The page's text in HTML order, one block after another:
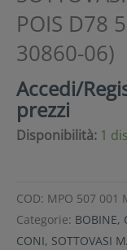
POIS D78
30860-06)
Accedi/
prezzi
Disponibilità: 1
COD: MPO 507 001
Categorie: BOBINE,
CONI, SOTTOVASI